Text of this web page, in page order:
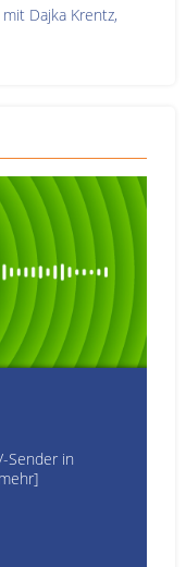
Dajka Krentz,
Sender in